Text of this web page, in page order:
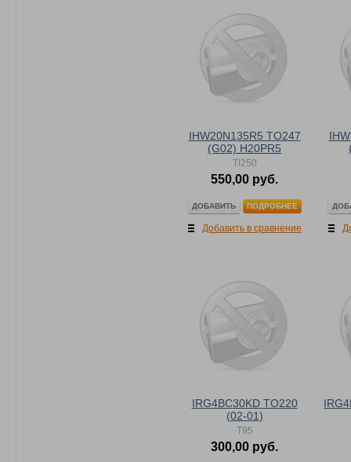
IHW20N135R5 TO247
(G02) H20PR5
TI250
550,00 руб.
ДОБАВИТЬ ПОДРОБНЕЕ
Добавить в сравнение
IRG4BC30KD TO220
(02-01)
T95
300,00 руб.